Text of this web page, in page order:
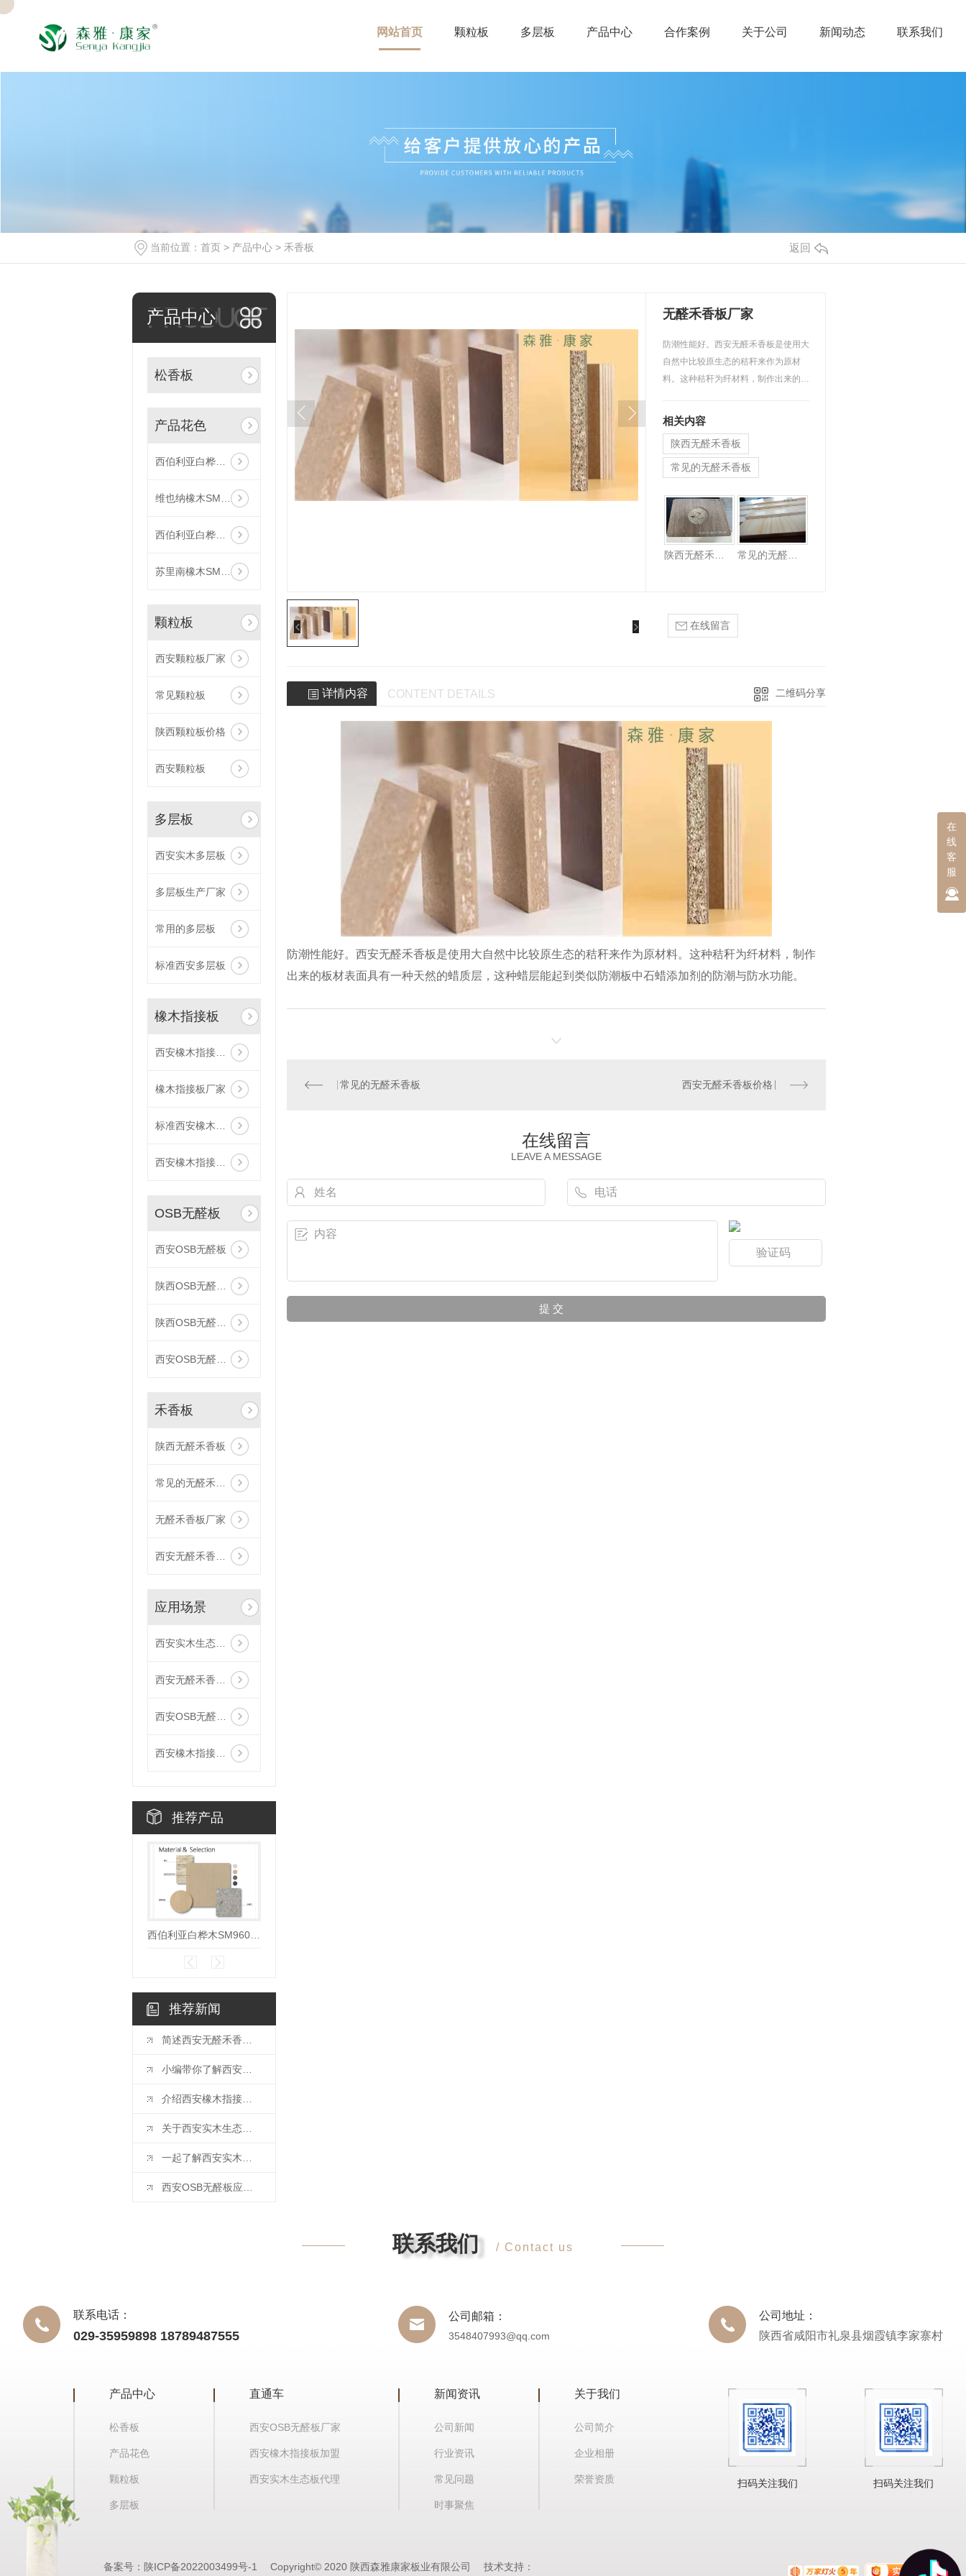
网站首页 颗粒板 多层板 产品中心 合作案例 关于公司 新闻动态 联系我们
当前位置： 首页 > 产品中心 > 禾香板 返回
PRODUCT
产品中心
松香板
产品花色
西伯利亚白桦木SM96051
维也纳橡木SM26068
西伯利亚白桦木SM96055
苏里南橡木SM40213
颗粒板
西安颗粒板厂家
常见颗粒板
陕西颗粒板价格
西安颗粒板
多层板
西安实木多层板
多层板生产厂家
常用的多层板
标准西安多层板
橡木指接板
西安橡木指接板厂家
橡木指接板厂家
标准西安橡木指接板
西安橡木指接板批发
OSB无醛板
西安OSB无醛板
陕西OSB无醛板厂家
陕西OSB无醛板价格
西安OSB无醛板批发
禾香板
陕西无醛禾香板
常见的无醛禾香板
无醛禾香板厂家
西安无醛禾香板价格
应用场景
西安实木生态板厂家应用场景
西安无醛禾香板场景效果
西安OSB无醛板应用场景
西安橡木指接板应用场景
推荐产品
西伯利亚白桦木SM96051
推荐新闻
简述西安无醛禾香板的特点是什么？
小编带你了解西安禾香板有哪些优缺点？
介绍西安橡木指接板的优缺点和橡胶木指接板有什么区别植
关于西安实木生态板怎么保养
一起了解西安实木颗粒板的优势吧！
西安OSB无醛板应该怎么保养呢？你知道吗？
无醛禾香板厂家
防潮性能好。西安无醛禾香板是使用大
自然中比较原生态的秸秆来作为原材
料。这种秸秆为纤材料，制作出来的板
相关内容
陕西无醛禾香板
常见的无醛禾香板
陕西无醛禾香板 常见的无醛禾香板
在线留言
详情内容 CONTENT DETAILS 二维码分享
防潮性能好。西安无醛禾香板是使用大自然中比较原生态的秸秆来作为原材料。这种秸秆为纤材料，制作
出来的板材表面具有一种天然的蜡质层，这种蜡层能起到类似防潮板中石蜡添加剂的防潮与防水功能。
常见的无醛禾香板 西安无醛禾香板价格
在线留言
LEAVE A MESSAGE
联系我们 / Contact us
联系电话：
029-35959898 18789487555
公司邮箱：
3548407993@qq.com
公司地址：
陕西省咸阳市礼泉县烟霞镇李家寨村
产品中心
松香板
产品花色
颗粒板
多层板
直通车
西安OSB无醛板厂家
西安橡木指接板加盟
西安实木生态板代理
新闻资讯
公司新闻
行业资讯
常见问题
时事聚焦
关于我们
公司简介
企业相册
荣誉资质 扫码关注我们 扫码关注我们
备案号： 陕ICP备2022003499号-1 Copyright© 2020 陕西森雅康家板业有限公司 技术支持：
在
线
客
服